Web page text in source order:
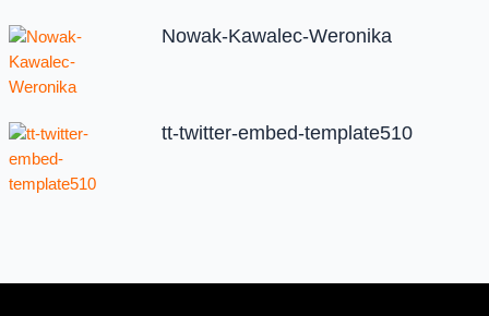
Nowak-Kawalec-Weronika
tt-twitter-embed-template510